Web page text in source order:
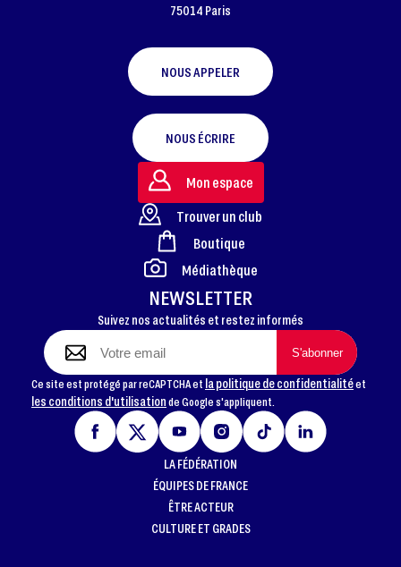
FOOTER
75014 Paris
NOUS APPELER
NOUS ÉCRIRE
NEWSLETTER
Suivez nos actualités et restez informés
Ce site est protégé par reCAPTCHA et la politique de confidentialitéet
les conditions d'utilisationde Google s'appliquent.
Mon espace
Trouver un club
Boutique
Médiathèque
LA FÉDÉRATION
ÉQUIPES DE FRANCE
ÊTRE ACTEUR
CULTURE ET GRADES